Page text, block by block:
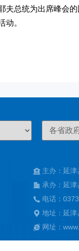
夫总统为出席峰会
动。
主办：延
承办：延
电话：
地址：延
网址：